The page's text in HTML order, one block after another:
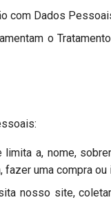
com Dados
o
a, nome,
uma compra
nosso site,